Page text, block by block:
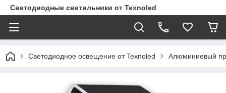
Светодиодные светильники от Texnoled
Светодиодное освещение от Texnoled Алюминиевый